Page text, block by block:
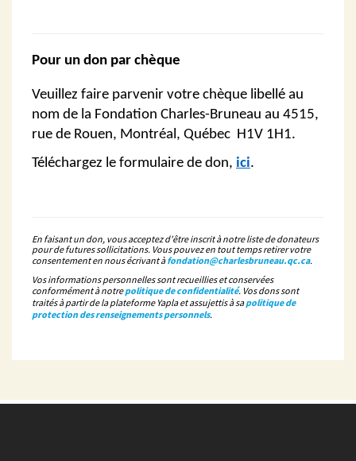
Pour un don par chèque
Veuillez faire parvenir votre chèque libellé au
nom de la Fondation Charles-Bruneau au 4515,
rue de Rouen, Montréal, Québec H1V 1H1.
Téléchargez le formulaire de don, ici.
En faisant un don, vous acceptez d'être inscrit à notre liste de donateurs
pour de futures sollicitations. Vous pouvez en tout temps retirer votre
consentement en nous écrivant àfondation@charlesbruneau.qc.ca.
Vos informations personnelles sont recueillies et conservées
conformément à notrepolitique de confidentialité. Vos dons sont
traités à partir de la plateforme Yapla et assujettis à sapolitique de
protection des renseignements personnels.